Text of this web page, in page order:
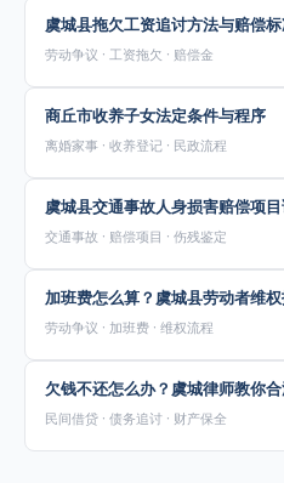
虞城县拖欠工资追讨方法与赔偿
劳动争议 · 工资拖欠 · 赔偿金
商丘市收养子女法定条件与程序
离婚家事 · 收养登记 · 民政流程
虞城县交通事故人身损害赔偿项
交通事故 · 赔偿项目 · 伤残鉴定
加班费怎么算？虞城县劳动者维
劳动争议 · 加班费 · 维权流程
欠钱不还怎么办？虞城律师教你
民间借贷 · 债务追讨 · 财产保全